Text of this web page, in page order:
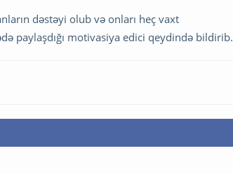
dəstəyi olub və onları heç vaxt
paylaşdığı motivasiya edici qeydində bildirib.